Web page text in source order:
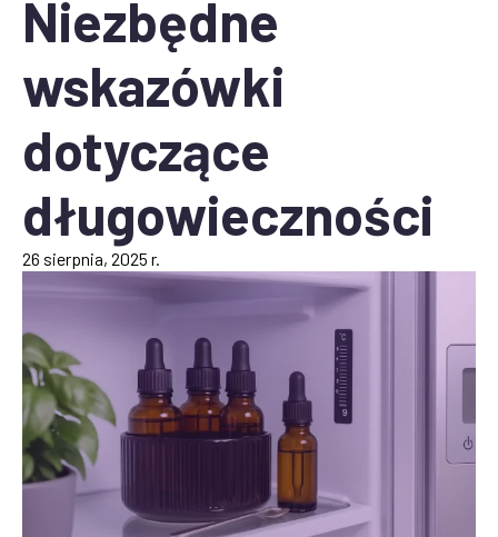
Niezbędne
wskazówki
dotyczące
długowieczności
26 sierpnia, 2025 r.